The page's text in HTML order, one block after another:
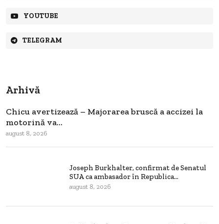
YOUTUBE
TELEGRAM
Arhivă
Chicu avertizează – Majorarea bruscă a accizei la
motorină va...
august 8, 2026
Joseph Burkhalter, confirmat de Senatul
SUA ca ambasador în Republica...
august 8, 2026